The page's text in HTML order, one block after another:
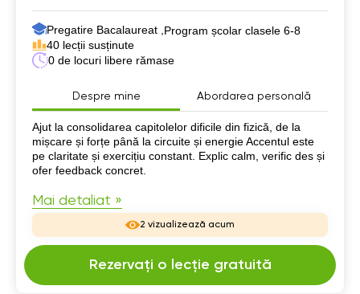
Pregatire Bacalaureat , Program școlar clasele 6-8
40 lecții susținute
0 de locuri libere rămase
Despre mine Abordarea personală
Despre mine
Ajut la consolidarea capitolelor dificile din fizică, de la
mișcare și forțe până la circuite și energie Accentul este
pe claritate și exercițiu constant. Explic calm, verific des și
ofer feedback concret.
Mai detaliat »
2 vizualizează acum
Rezervați o lecție gratuită